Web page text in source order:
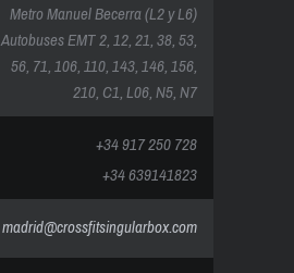
Metro Manuel Becerra (L2 y L6)
Autobuses EMT 2, 12, 21, 38, 53,
56, 71, 106, 110, 143, 146, 156,
210, C1, L06, N5, N7
+34 917 250 728
+34 639141823
madrid@crossfitsingularbox.com